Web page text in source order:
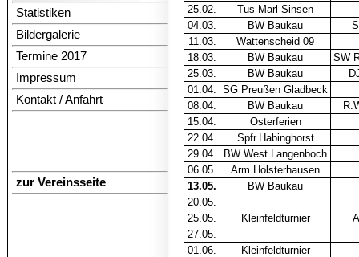
Statistiken
Bildergalerie
Termine 2017
Impressum
Kontakt / Anfahrt
zur Vereinsseite
25.02.
Tus Marl Sinsen
04.03.
BW Baukau
11.03.
Wattenscheid 09
18.03.
BW Baukau
SW
25.03.
BW Baukau
01.04.
SG Preußen Gladbeck
08.04.
BW Baukau
15.04.
Osterferien
22.04.
Spfr.Habinghorst
29.04.
BW West Langenboch
06.05.
Arm.Holsterhausen
13.05.
BW Baukau
20.05.
25.05.
Kleinfeldturnier
27.05.
01.06.
Kleinfeldturnier